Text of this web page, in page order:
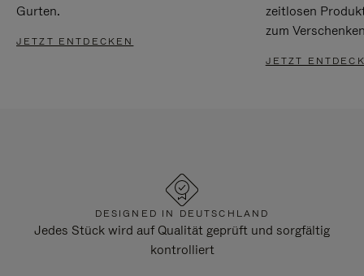
Gurten.
JETZT ENTDECKEN
zeitlosen
zum
JETZT
DESIGNED IN DEUTSCHLAND
Jedes Stück wird auf Qualität geprüft und sorgfältig
kontrolliert